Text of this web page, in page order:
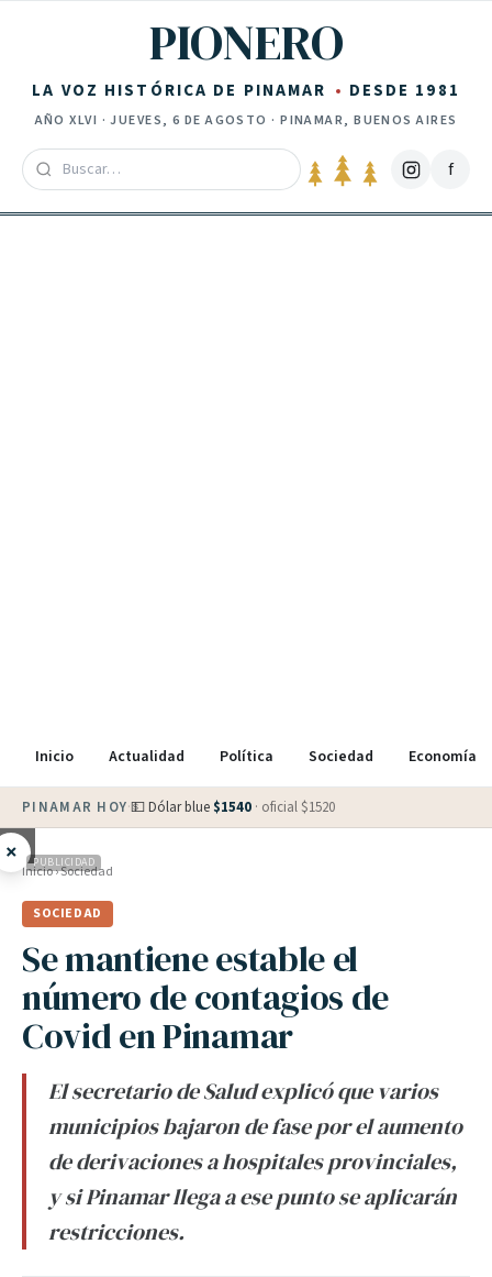
PIONERO
LA VOZ HISTÓRICA DE PINAMAR DESDE 1981
AÑOXLVI ·JUEVES, 6 DE AGOSTO · PINAMAR, BUENOS AIRES
f
Inicio Actualidad Política Sociedad Economía
PINAMAR HOY·💵 Dólar blue $1540 · oficial $1520
× PUBLICIDAD
Inicio›Sociedad
SOCIEDAD
Se mantiene estable el
número de contagios de
Covid en Pinamar
El secretario de Salud explicó que varios
municipios bajaron de fase por el aumento
de derivaciones a hospitales provinciales,
y si Pinamar llega a ese punto se aplicarán
restricciones.